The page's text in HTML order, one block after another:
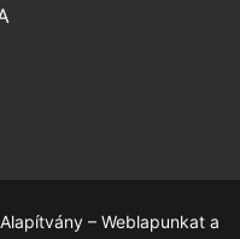
– Weblapunkat a